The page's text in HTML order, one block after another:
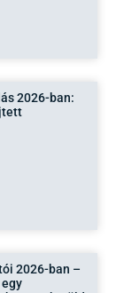
2026-ban:
2026-ban –